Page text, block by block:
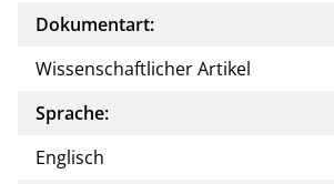
Dokumentart:
Wissenschaftlicher Artikel
Sprache:
Englisch